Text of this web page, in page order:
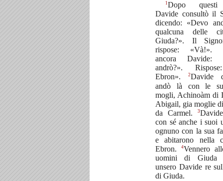
1Dopo
Davide consultò il
dicendo: «Devo
qualcuna delle
Giuda?». Il
rispose: «Và!».
ancora Davide:
andrò?».
Ebron».
2Davide
andò là con le
mogli, Achinoàm di
Abigail, gia moglie
da Carmel.
3
con sé anche i suoi
ognuno con la sua
e abitarono nella
Ebron.
4Vennero
uomini di Giuda
unsero Davide re
di Giuda.